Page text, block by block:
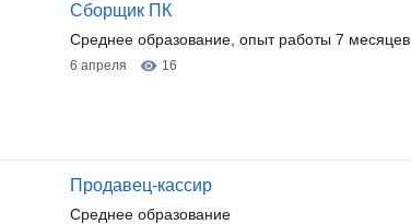
Сборщик ПК
Среднее образование, опыт работы 7 месяцев
6 апреля 16
Продавец-кассир
Среднее образование